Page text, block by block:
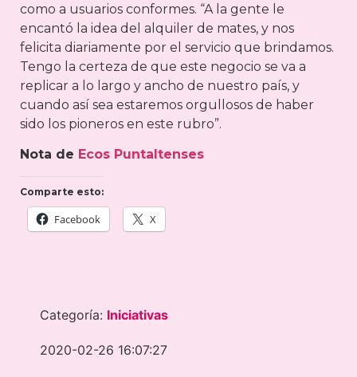
como a usuarios conformes. “A la gente le
encantó la idea del alquiler de mates, y nos
felicita diariamente por el servicio que brindamos.
Tengo la certeza de que este negocio se va a
replicar a lo largo y ancho de nuestro país, y
cuando así sea estaremos orgullosos de haber
sido los pioneros en este rubro”.
Nota de Ecos Puntaltenses
Comparte esto:
Facebook X
Categoría: Iniciativas
2020-02-26 16:07:27